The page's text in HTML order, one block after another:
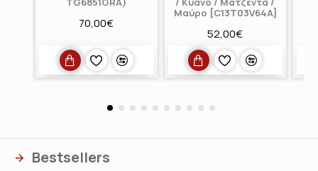
70,00€
Μαύρο [C13T03V64A]
52,00€
Bestsellers